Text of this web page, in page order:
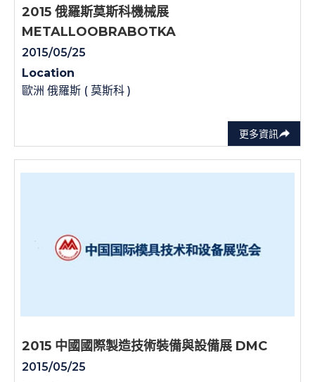
更多資訊
2015 俄羅斯莫斯科機械展
METALLOOBRABOTKA
2015/05/25
Location
歐洲 俄羅斯 ( 莫斯科 )
2015 中國國際製造技術裝備與設備展 DMC
2015/05/25